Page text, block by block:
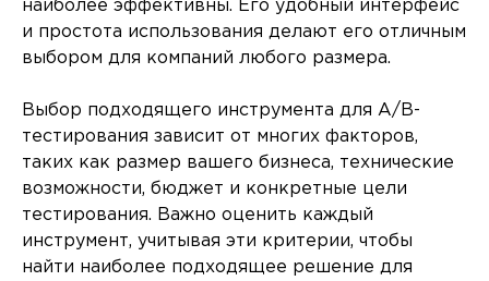
наиболее эффективны. Его удобный интерфейс
и простота использования делают его отличным
выбором для компаний любого размера.
Выбор подходящего инструмента для A/B-
тестирования зависит от многих факторов,
таких как размер вашего бизнеса, технические
возможности, бюджет и конкретные цели
тестирования. Важно оценить каждый
инструмент, учитывая эти критерии, чтобы
найти наиболее подходящее решение для